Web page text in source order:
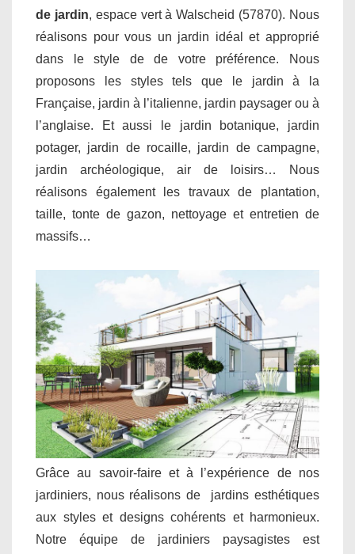
de jardin, espace vert à Walscheid (57870). Nous
réalisons pour vous un jardin idéal et approprié
dans le style de de votre préférence. Nous
proposons les styles tels que le jardin à la
Française, jardin à l’italienne, jardin paysager ou à
l’anglaise. Et aussi le jardin botanique, jardin
potager, jardin de rocaille, jardin de campagne,
jardin archéologique, air de loisirs… Nous
réalisons également les travaux de plantation,
taille, tonte de gazon, nettoyage et entretien de
massifs…
Grâce au savoir-faire et à l’expérience de nos
jardiniers, nous réalisons de jardins esthétiques
aux styles et designs cohérents et harmonieux.
Notre équipe de jardiniers paysagistes est